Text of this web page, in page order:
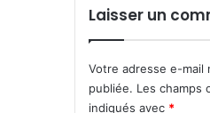
Laisser un
Votre adresse e-mail
publiée. Les champs
indiqués avec *